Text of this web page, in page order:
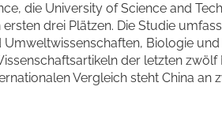
die University of Science and
drei Plätzen. Die Studie
Biologie und
der letzten
Vergleich steht China an